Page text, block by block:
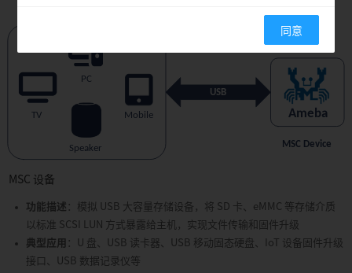
MSC 设备
功能描述 ：模拟 USB 大容量存储设备，将 SD 卡、eMMC 等存储介质
以标准 SCSI LUN 方式暴露给主机，实现文件传输和固件升级
典型应用 ：U 盘、USB 读卡器、USB 移动固态硬盘、IoT 设备固件升级
接口、USB 数据记录仪等
同意